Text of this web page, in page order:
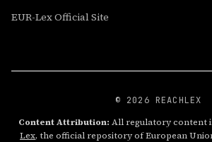
EUR-Lex Official Site
© 2026 REACHLEX
Content Attribution: All regulatory content
Lex, the official repository of European